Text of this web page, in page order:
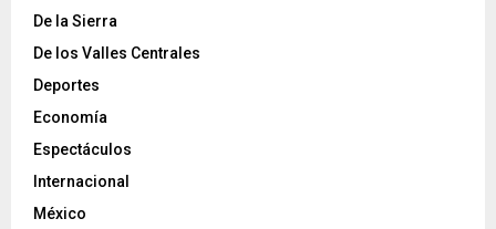
De la Sierra
De los Valles Centrales
Deportes
Economía
Espectáculos
Internacional
México